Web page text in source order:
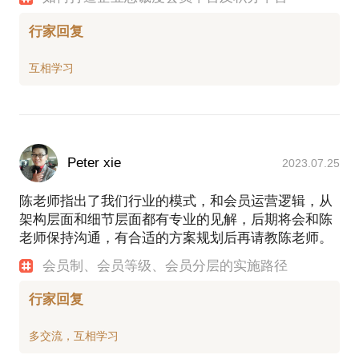
行家回复
Peter xie 2023.07.25
陈老师指出了我们行业的模式，和会员运营逻辑，从
架构层面和细节层面都有专业的见解，后期将会和陈
老师保持沟通，有合适的方案规划后再请教陈老师。
会员制、会员等级、会员分层的实施路径
行家回复